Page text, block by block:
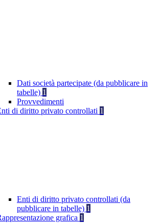
Dati società partecipate (da pubblicare in
tabelle) 1
Provvedimenti
di diritto privato controllati 1
Enti di diritto privato controllati (da
pubblicare in tabelle) 1
grafica 1